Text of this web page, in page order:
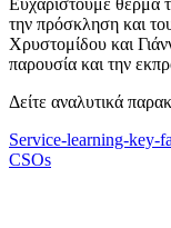
την πρόσκληση και
Χρυστομίδου και
παρουσία και την
Δείτε αναλυτικά
Service-learning-key-
CSOs